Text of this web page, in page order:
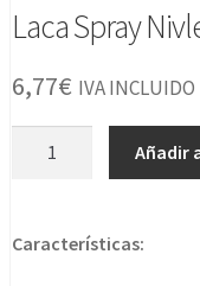
Laca Spray
6,77€ IVA INCLUIDO
L3v3l-
Añadir
Características: